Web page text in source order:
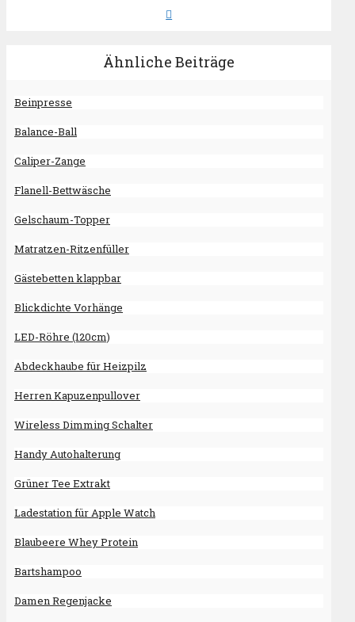
Ähnliche Beiträge
Beinpresse
Balance-Ball
Caliper-Zange
Flanell-Bettwäsche
Gelschaum-Topper
Matratzen-Ritzenfüller
Gästebetten klappbar
Blickdichte Vorhänge
LED-Röhre (120cm)
Abdeckhaube für Heizpilz
Herren Kapuzenpullover
Wireless Dimming Schalter
Handy Autohalterung
Grüner Tee Extrakt
Ladestation für Apple Watch
Blaubeere Whey Protein
Bartshampoo
Damen Regenjacke